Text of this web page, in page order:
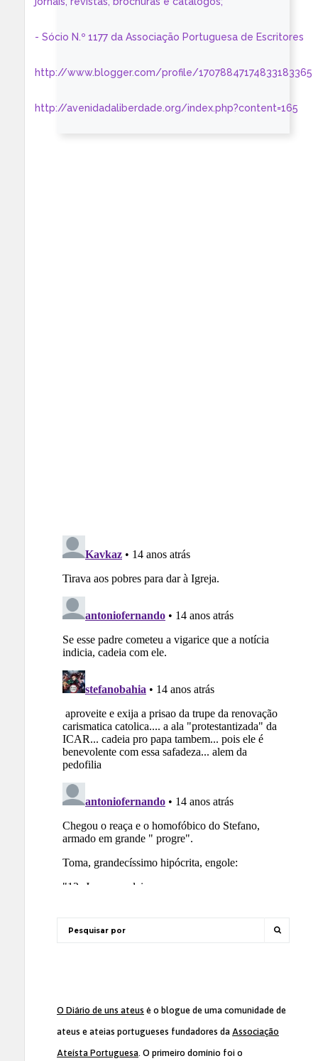
- Sócio N.º 1177 da Associação Portuguesa de Escritores
http://www.blogger.com/profile/17078847174833183365
http://avenidadaliberdade.org/index.php?content=165
O Diário de uns ateus é o blogue de uma comunidade de
ateus e ateias portugueses fundadores da Associação
Ateísta Portuguesa. O primeiro domínio foi o